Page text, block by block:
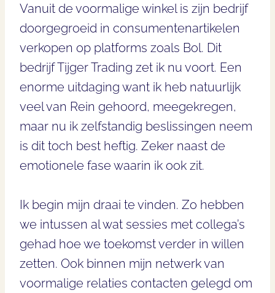
Vanuit de voormalige winkel is zijn bedrijf
doorgegroeid in consumentenartikelen
verkopen op platforms zoals Bol. Dit
bedrijf Tijger Trading zet ik nu voort. Een
enorme uitdaging want ik heb natuurlijk
veel van Rein gehoord, meegekregen,
maar nu ik zelfstandig beslissingen neem
is dit toch best heftig. Zeker naast de
emotionele fase waarin ik ook zit.
Ik begin mijn draai te vinden. Zo hebben
we intussen al wat sessies met collega’s
gehad hoe we toekomst verder in willen
zetten. Ook binnen mijn netwerk van
voormalige relaties contacten gelegd om